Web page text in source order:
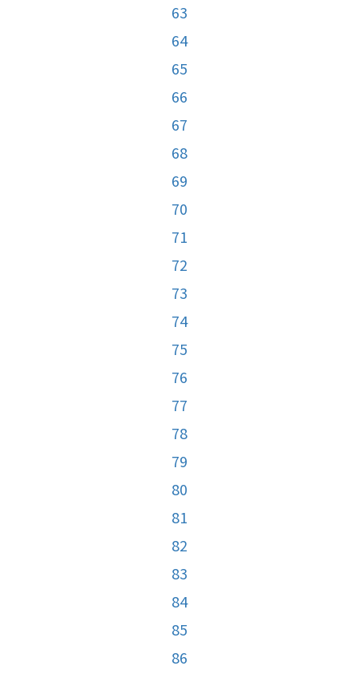
63
64
65
66
67
68
69
70
71
72
73
74
75
76
77
78
79
80
81
82
83
84
85
86